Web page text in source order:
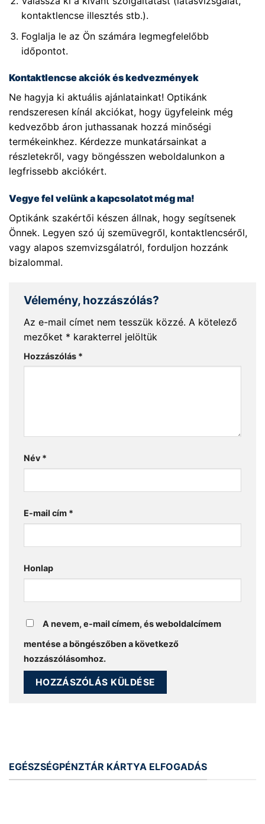
kontaktlencse illesztés stb.).
Foglalja le az Ön számára legmegfelelőbb
időpontot.
Kontaktlencse akciók és kedvezmények
Ne hagyja ki aktuális ajánlatainkat! Optikánk
rendszeresen kínál akciókat, hogy ügyfeleink még
kedvezőbb áron juthassanak hozzá minőségi
termékeinkhez. Kérdezze munkatársainkat a
részletekről, vagy böngésszen weboldalunkon a
legfrissebb akciókért.
Vegye fel velünk a kapcsolatot még ma!
Optikánk szakértői készen állnak, hogy segítsenek
Önnek. Legyen szó új szemüvegről, kontaktlencséről,
vagy alapos szemvizsgálatról, forduljon hozzánk
bizalommal.
Vélemény, hozzászólás?
Az e-mail címet nem tesszük közzé. A kötelező
mezőket * karakterrel jelöltük
Hozzászólás *
Név *
E-mail cím *
Honlap
A nevem, e-mail címem, és weboldalcímem
mentése a böngészőben a következő
hozzászólásomhoz.
EGÉSZSÉGPÉNZTÁR KÁRTYA ELFOGADÁS